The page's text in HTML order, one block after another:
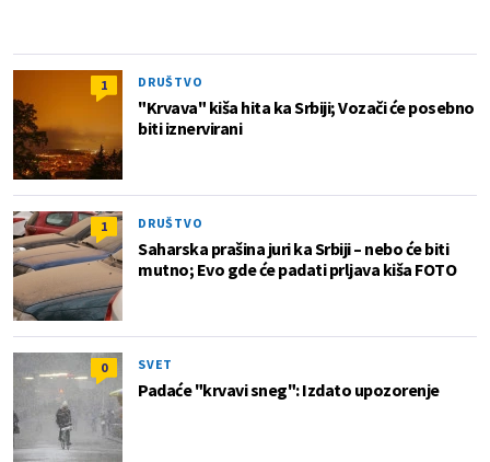
1 DRUŠTVO
"Krvava" kiša hita ka Srbiji; Vozači će posebno
biti iznervirani
1 DRUŠTVO
Saharska prašina juri ka Srbiji – nebo će biti
mutno; Evo gde će padati prljava kiša FOTO
0 SVET
Padaće "krvavi sneg": Izdato upozorenje